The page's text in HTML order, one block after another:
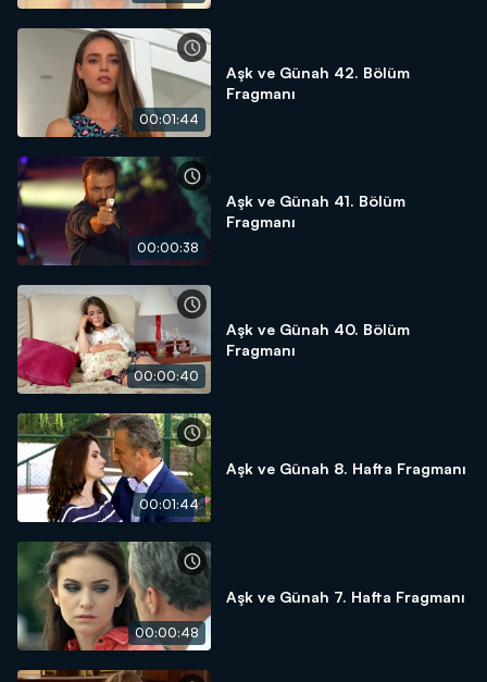
00:01:44
Aşk ve Günah 42. Bölüm
Fragmanı
00:00:38
Aşk ve Günah 41. Bölüm
Fragmanı
00:00:40
Aşk ve Günah 40. Bölüm
Fragmanı
00:01:44
Aşk ve Günah 8. Hafta Fragmanı
00:00:48
Aşk ve Günah 7. Hafta Fragmanı